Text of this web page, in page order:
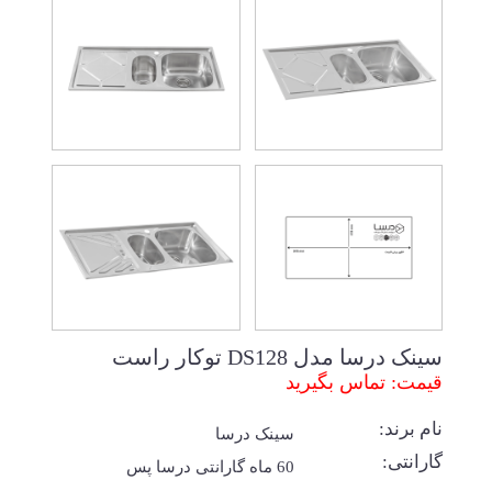
سینک درسا مدل DS128 توکار راست
قیمت: تماس بگیرید
نام برند: سینک درسا
گارانتی:
60 ماه گارانتی درسا پس